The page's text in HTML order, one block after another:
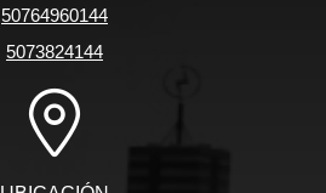
50764960144
5073824144